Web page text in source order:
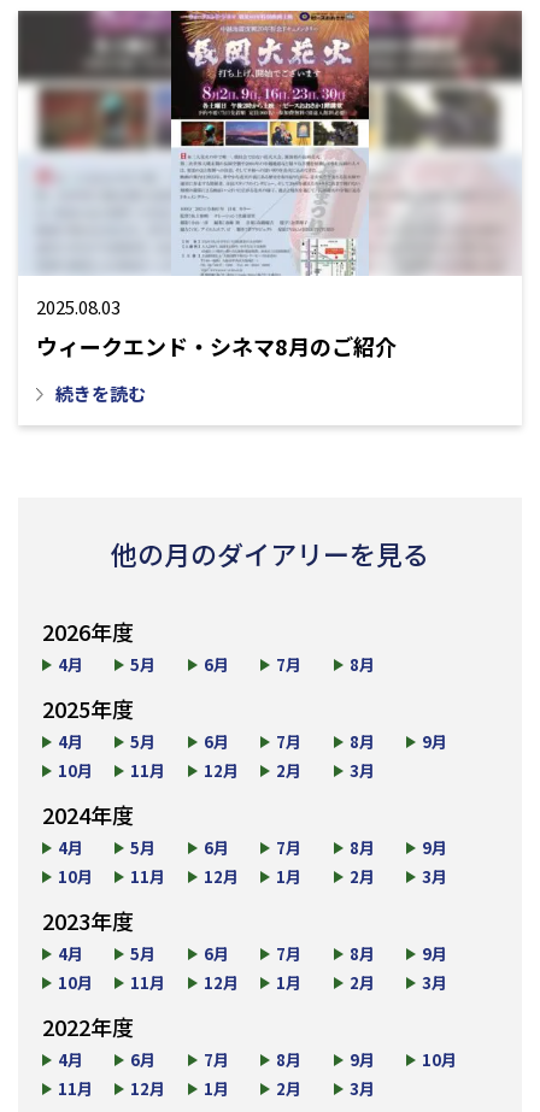
2025.08.03
ウィークエンド・シネマ8月のご紹介
続きを読む
他の月のダイアリーを見る
2026年度
4月 5月 6月 7月 8月
2025年度
4月 5月 6月 7月 8月
9月
10月
11月 12月 2月 3月
2024年度
4月 5月 6月 7月 8月
9月
10月
11月 12月 1月 2月 3月
2023年度
4月 5月 6月 7月 8月
9月
10月
11月 12月 1月 2月 3月
2022年度
4月 6月 7月 8月 9月
10月
11月
12月 1月 2月 3月